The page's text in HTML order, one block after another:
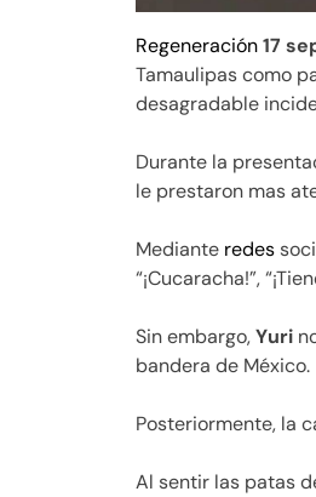
Regeneración17
Tamaulipas como
desagradable
Durante la
le prestaron mas
Mediante redes
“¡Cucaracha!”,
Sin embargo,Yuri
bandera de México.
Posteriormente, la
Al sentir las patas